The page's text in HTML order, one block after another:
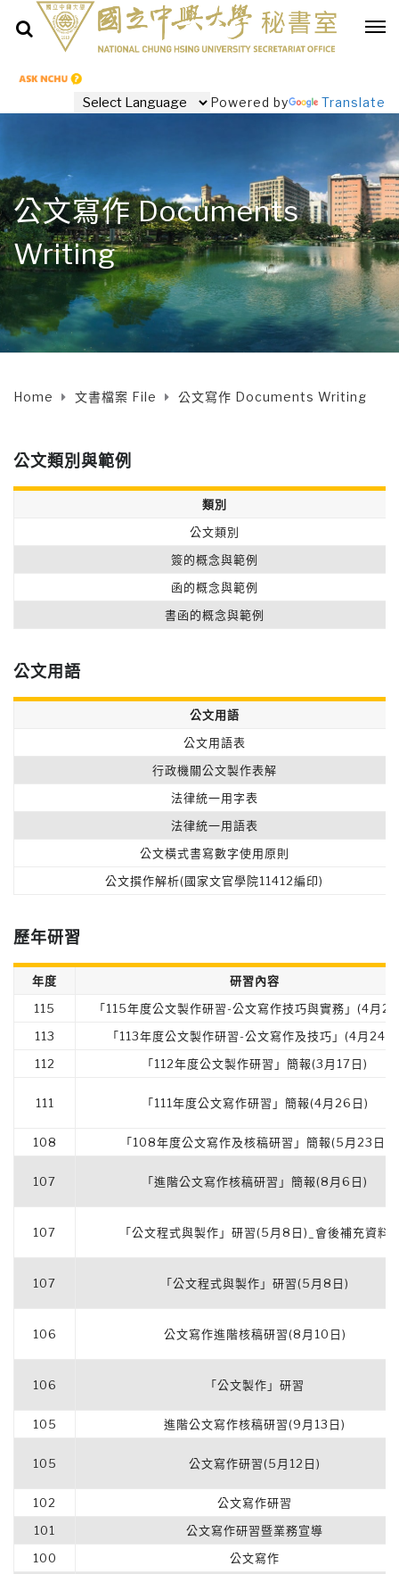
Powered by Translate
公文寫作 Documents
Writing
Home 文書檔案 File 公文寫作 Documents Writing
公文類別與範例
類別
公文類別
簽的概念與範例
函的概念與範例
書函的概念與範例
公文用語
公文用語
公文用語表
行政機關公文製作表解
法律統一用字表
法律統一用語表
公文橫式書寫數字使用原則
公文撰作解析(國家文官學院11412編印)
歷年研習
年度
研習內容
115
「115年度公文製作研習-公文寫作技巧與實務」(4月
113
「113年度公文製作研習-公文寫作及技巧」(4月24
112
「112年度公文製作研習」簡報(3月17日)
111 「111年度公文寫作研習」簡報(4月26日)
108 「108年度公文寫作及核稿研習」簡報(5月23日)
107 「進階公文寫作核稿研習」簡報(8月6日)
107 「公文程式與製作」研習(5月8日)_會後補充資料
107 「公文程式與製作」研習(5月8日)
106 公文寫作進階核稿研習(8月10日)
106 「公文製作」研習
105 進階公文寫作核稿研習(9月13日)
105 公文寫作研習(5月12日)
102
公文寫作研習
101
公文寫作研習暨業務宣導
100
公文寫作